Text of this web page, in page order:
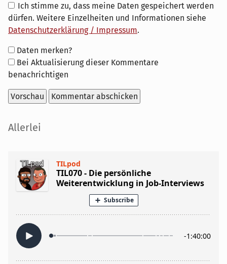
Ich stimme zu, dass meine Daten gespeichert werden
dürfen. Weitere Einzelheiten und Informationen siehe
Datenschutzerklärung / Impressum.
Formular-
Optionen
Daten merken?
Bei Aktualisierung dieser Kommentare
benachrichtigen
Seitenleiste
Allerlei